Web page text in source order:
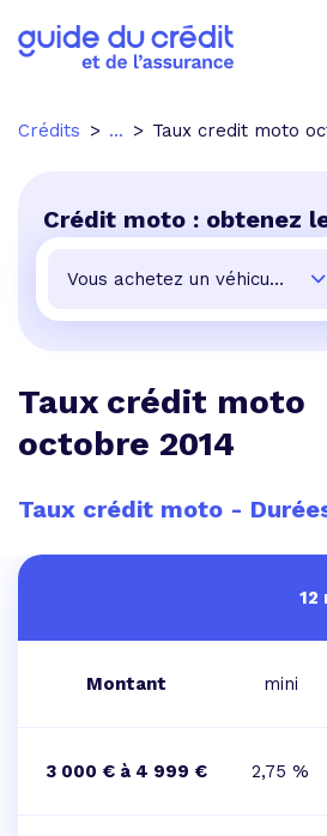
Crédits ... Taux credit moto
Crédit moto : obtenez
Taux crédit moto
octobre 2014
Taux crédit moto -
12
Montant mini
3 000 € à 4 999 € 2,75 %